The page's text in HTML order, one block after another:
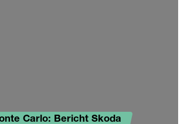
Carlo: Bericht Skoda